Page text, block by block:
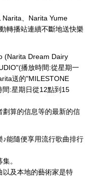
Narita、Narita Yume
轉播站連續不斷地送快樂
(Narita Dream Dairy
播放時間:從星期一
送的"MILESTONE
間:星期日從12點到15
算的信息等的最新的信
能隨便享用流行歌曲排行
。
以及本地的藝術家是特